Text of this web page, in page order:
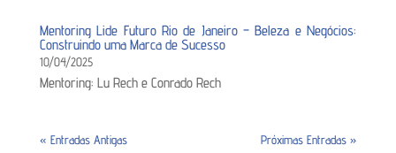
Mentoring Lide Futuro Rio de Janeiro – Beleza e Negócios:
Construindo uma Marca de Sucesso
10/04/2025
Mentoring: Lu Rech e Conrado Rech
« Entradas Antigas Próximas Entradas »